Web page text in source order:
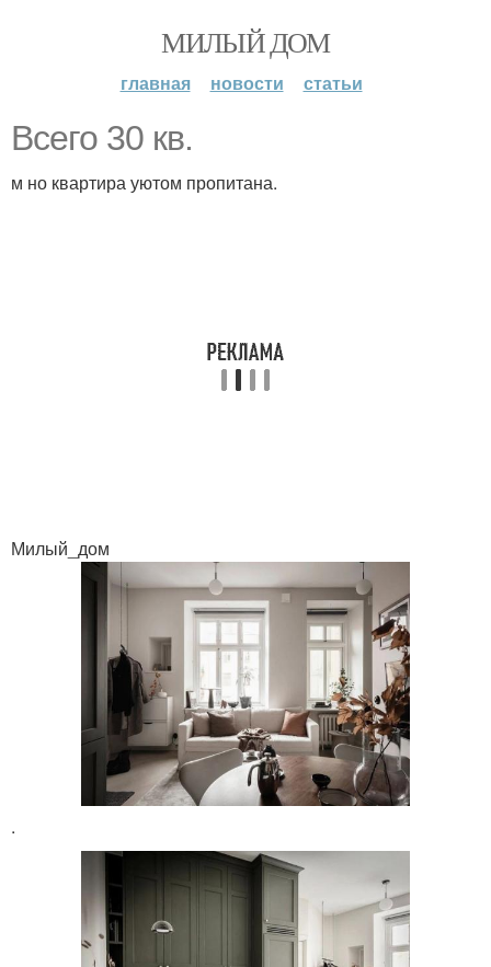
МИЛЫЙ ДОМ
главная новости статьи
Всего 30 кв.
м но квартира уютом пропитана.
Милый_дом
.